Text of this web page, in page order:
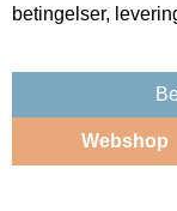
betingelser,
Webshop